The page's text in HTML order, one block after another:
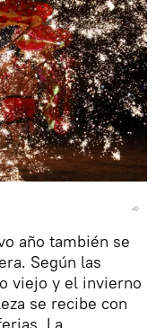
año también se
Según las
viejo y el invierno
se recibe con
La